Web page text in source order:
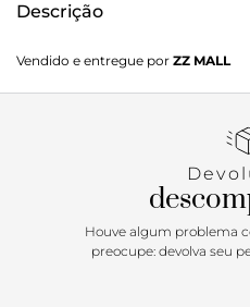
Descrição
formato estruturado e
alças de ombro finas e
presa por tira fina com botão
Vendido e entregue por ZZ MALL
Houve algum problema
preocupe: devolva seu